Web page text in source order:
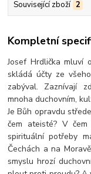
Související zboží 2
Kompletní
Josef Hrdlička mluví
skládá účty ze
zabýval. Zaznívají
mnoha duchovním,
Je Bůh opravdu
čem ateisté? V čem
spirituální potřeby
Čechách a na
smyslu hrozí